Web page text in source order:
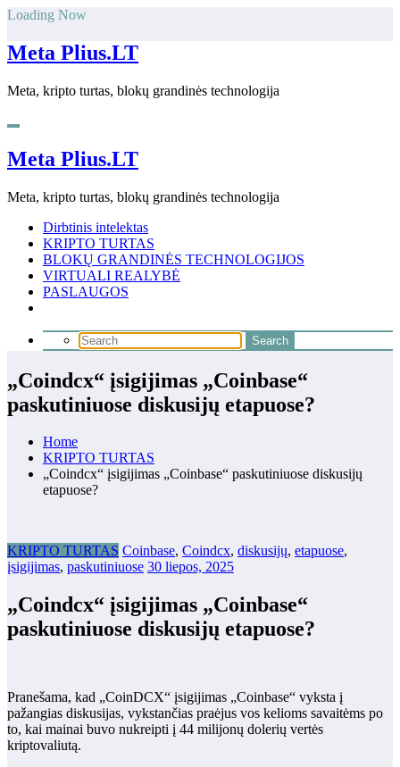
Skip
content
Loading Now
Meta Plius.LT
Meta, kripto turtas, blokų grandinės technologija
Meta Plius.LT
Meta, kripto turtas, blokų grandinės technologija
Dirbtinis intelektas
KRIPTO TURTAS
BLOKŲ GRANDINĖS TECHNOLOGIJOS
VIRTUALI REALYBĖ
PASLAUGOS
„Coindcx“ įsigijimas „Coinbase“
paskutiniuose diskusijų etapuose?
Home
KRIPTO TURTAS
„Coindcx“ įsigijimas „Coinbase“ paskutiniuose diskusijų
etapuose?
KRIPTO TURTAS Coinbase, Coindcx, diskusijų, etapuose,
įsigijimas, paskutiniuose 30 liepos, 2025
„Coindcx“ įsigijimas „Coinbase“
paskutiniuose diskusijų etapuose?
Pranešama, kad „CoinDCX“ įsigijimas „Coinbase“ vyksta į
pažangias diskusijas, vykstančias praėjus vos kelioms savaitėms po
to, kai mainai buvo nukreipti į 44 milijonų dolerių vertės
kriptovaliutą.